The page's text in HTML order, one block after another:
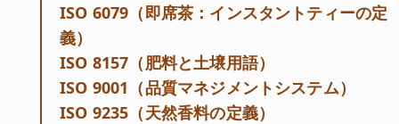
ISO 6079（即席茶：インスタントティーの定
義）
ISO 8157（肥料と土壌用語）
ISO 9001（品質マネジメントシステム）
ISO 9235（天然香料の定義）